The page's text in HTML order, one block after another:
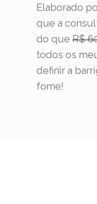
Elaborado
que a
do que R$
todos os
definir a
fome!